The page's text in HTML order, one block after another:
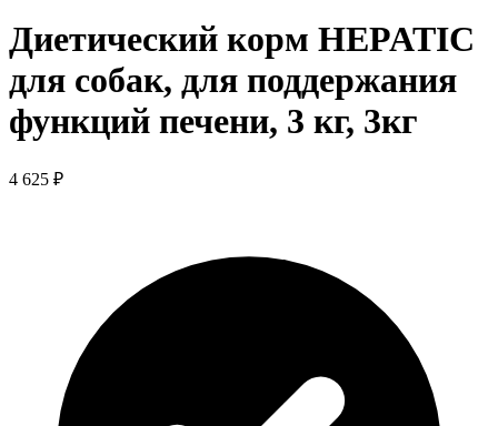
Диетический корм HEPATIC
для собак, для поддержания
функций печени, 3 кг, 3кг
4 625 ₽